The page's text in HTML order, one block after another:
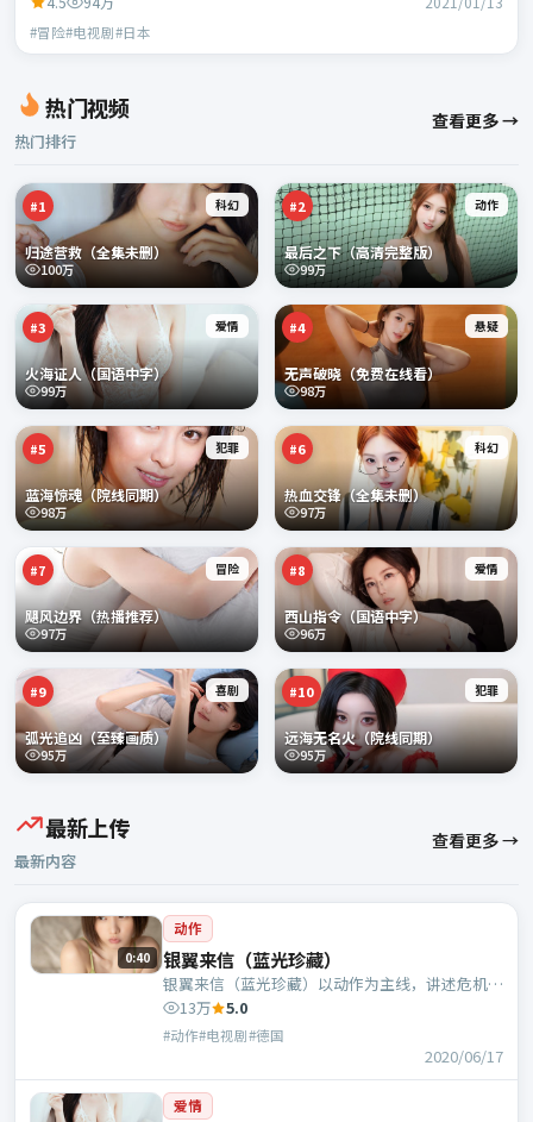
#冒险#电视剧#日本
热门视频
热门排行
查看更多 →
#1 科幻
归途营救（全集未删）
100万
#2 动作
最后之下（高清完整版）
99万
#3 爱情
火海证人（国语中字）
99万
#4 悬疑
无声破晓（免费在线看）
98万
#5 犯罪
蓝海惊魂（院线同期）
98万
#6 科幻
热血交锋（全集未删）
97万
#7 冒险
飓风边界（热播推荐）
97万
#8 爱情
西山指令（国语中字）
96万
#9 喜剧
弧光追凶（至臻画质）
95万
#10 犯罪
远海无名火（院线同期）
95万
最新上传
最新内容
查看更多 →
0:40
动作
银翼来信（蓝光珍藏）
银翼来信（蓝光珍藏）以动作为主线，讲述危机中
的抉择与人物成长；德国班底，曹盾执导，于和
伟、雷佳音等主演。
13万 5.0
#动作#电视剧#德国
2020/06/17
爱情